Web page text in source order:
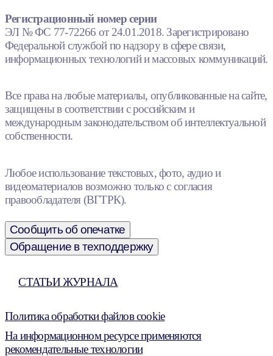
Регистрационный номер серии
ЭЛ № ФС 77-72266 от 24.01.2018. Зарегистрировано
Федеральной службой по надзору в сфере связи,
информационных технологий и массовых коммуникаций.
Все права на любые материалы, опубликованные на сайте,
защищены в соответствии с российским и
международным законодательством об интеллектуальной
собственности.
Любое использование текстовых, фото, аудио и
видеоматериалов возможно только с согласия
правообладателя (ВГТРК).
Сообщить об опечатке
Обращение в техподдержку
СТАТЬИ ЖУРНАЛА
Политика обработки файлов cookie
На информационном ресурсе применяются
рекомендательные технологии